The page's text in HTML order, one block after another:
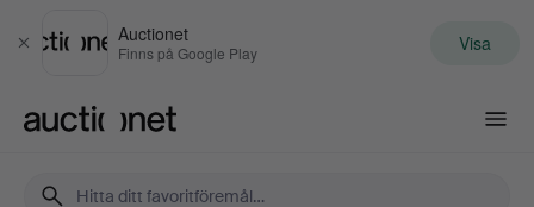
Stäng
Auctionet
Finns på Google Play Visa